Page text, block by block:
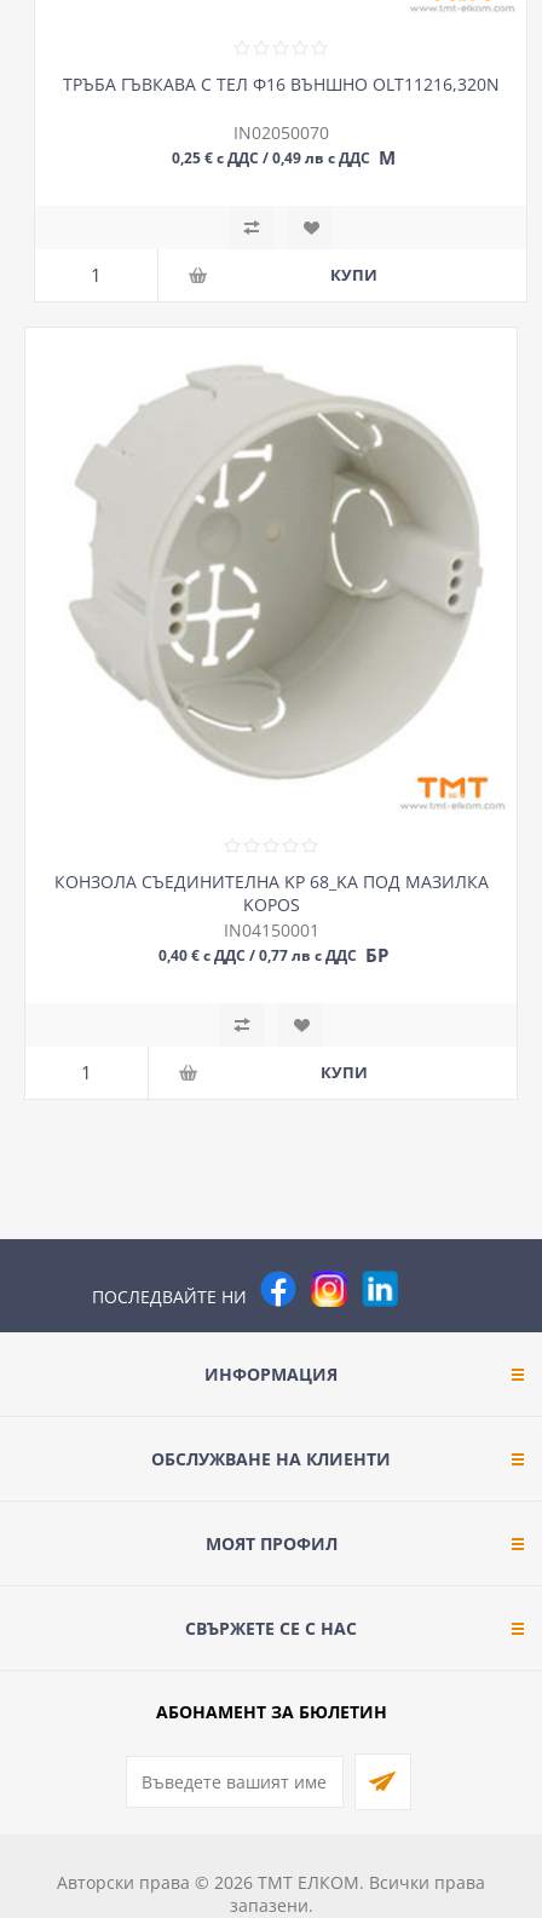
ТРЪБА ГЪВКАВА С ТЕЛ Ф16 ВЪНШНО OLT11216,320N
IN02050070
0,25 € с ДДС / 0,49 лв с ДДС М
КОНЗОЛА СЪЕДИНИТЕЛНА KP 68_KA ПОД МАЗИЛКА
KOPOS
IN04150001
0,40 € с ДДС / 0,77 лв с ДДС БР
ПОСЛЕДВАЙТЕ НИ
ИНФОРМАЦИЯ
ОБСЛУЖВАНЕ НА КЛИЕНТИ
МОЯТ ПРОФИЛ
СВЪРЖЕТЕ СЕ С НАС
АБОНАМЕНТ ЗА БЮЛЕТИН
Авторски права © 2026 ТМТ ЕЛКОМ. Всички права
запазени.